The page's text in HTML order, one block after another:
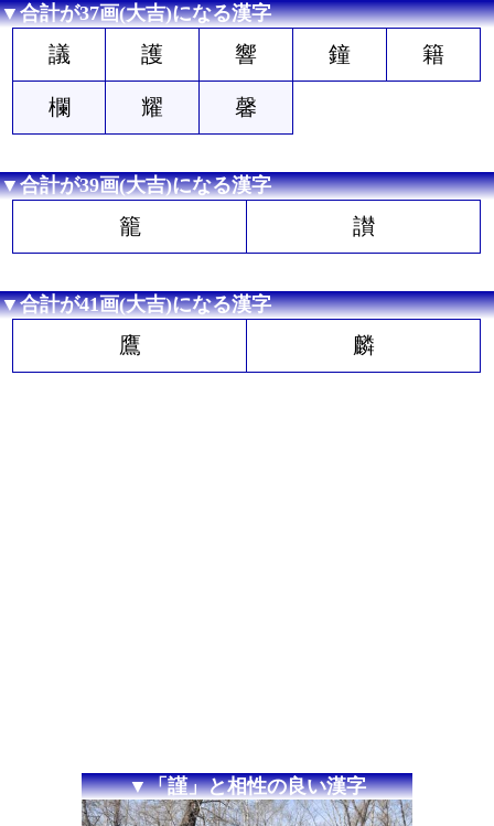
▼合計が37画(大吉)になる漢字
議 護 響 鐘 籍
欄 耀 馨
▼合計が39画(大吉)になる漢字
籠 讃
▼合計が41画(大吉)になる漢字
鷹 麟
▼「謹」と相性の良い漢字